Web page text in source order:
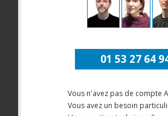
01 53 27 64
Vous n'avez pas de compte
Vous avez un besoin